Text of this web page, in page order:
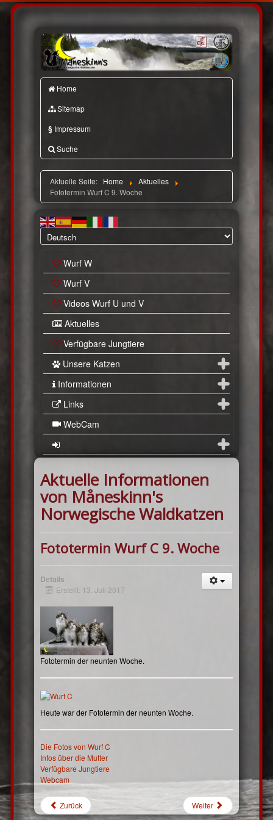
Home
Sitemap
§ Impressum
Suche
Aktuelle Seite: Home
Aktuelles
Fototermin Wurf C 9. Woche
Wurf W
Wurf V
Videos Wurf U und V
Aktuelles
Verfügbare Jungtiere
Unsere Katzen
Informationen
Links
WebCam
Aktuelle Informationen
von Måneskinn's
Norwegische Waldkatzen
Fototermin Wurf C 9. Woche
Details
Erstellt: 13. Juli 2017
Fototermin der neunten Woche.
Heute war der Fototermin der neunten Woche.
Die Fotos von Wurf C
Infos über die Mutter
Verfügbare Jungtiere
Webcam
Zurück Weiter